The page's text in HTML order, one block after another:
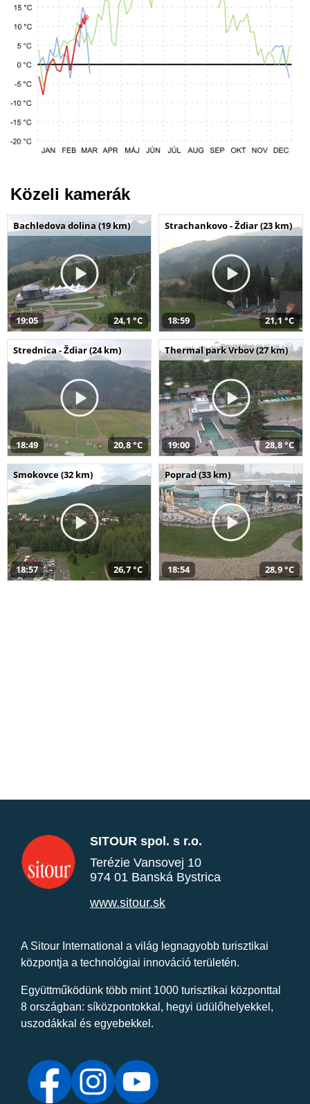
Közeli kamerák
Bachledova dolina (19 km)
19:05 24,1 °C
Strachankovo - Ždiar (23 km)
18:59 21,1 °C
Strednica - Ždiar (24 km)
18:49 20,8 °C
Thermal park Vrbov (27 km)
19:00 28,8 °C
Smokovce (32 km)
18:57 26,7 °C
Poprad (33 km)
18:54 28,9 °C
SITOUR spol. s r.o.
Terézie Vansovej 10
974 01 Banská Bystrica
www.sitour.sk
A Sitour International a világ legnagyobb turisztikai
központja a technológiai innováció területén.
Együttműködünk több mint 1000 turisztikai központtal
8 országban: síközpontokkal, hegyi üdülőhelyekkel,
uszodákkal és egyebekkel.